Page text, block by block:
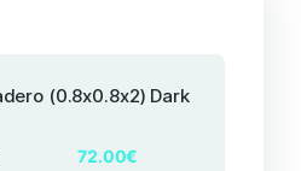
(0.8x0.8x2) Dark
72.00€